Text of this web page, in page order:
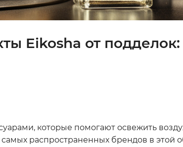
Eikosha от подделок:
которые помогают освежить
распространенных брендов в этой